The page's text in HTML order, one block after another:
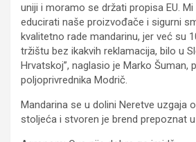
uniji i moramo se držati propisa EU.
educirati naše proizvođače i sigurni
kvalitetno rade mandarinu, jer već su
tržištu bez ikakvih reklamacija, bilo u
Hrvatskoj”, naglasio je Marko Šuman,
poljoprivrednika Modrič.
Mandarina se u dolini Neretve uzgaja
stoljeća i stvoren je brend prepoznat